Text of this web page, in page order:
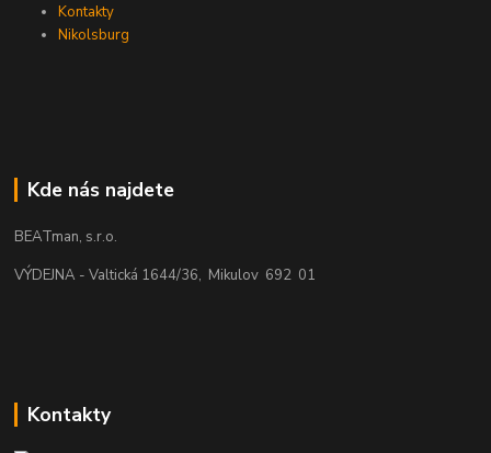
Kontakty
Nikolsburg
Kde nás najdete
BEATman, s.r.o.
VÝDEJNA - Valtická 1644/36, Mikulov 692 01
Kontakty